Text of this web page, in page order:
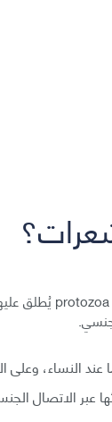
النساء، وعلى
عبر الاتصال